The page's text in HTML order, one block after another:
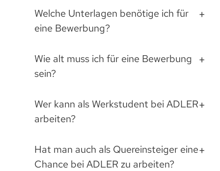
Welche Unterlagen benötige ich für
eine Bewerbung?
Wie alt muss ich für eine Bewerbung
sein?
Wer kann als Werkstudent bei ADLER
arbeiten?
Hat man auch als Quereinsteiger eine
Chance bei ADLER zu arbeiten?